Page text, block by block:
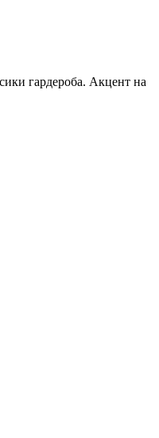
гардероба. Акцент на